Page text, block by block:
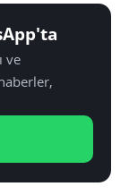
ve